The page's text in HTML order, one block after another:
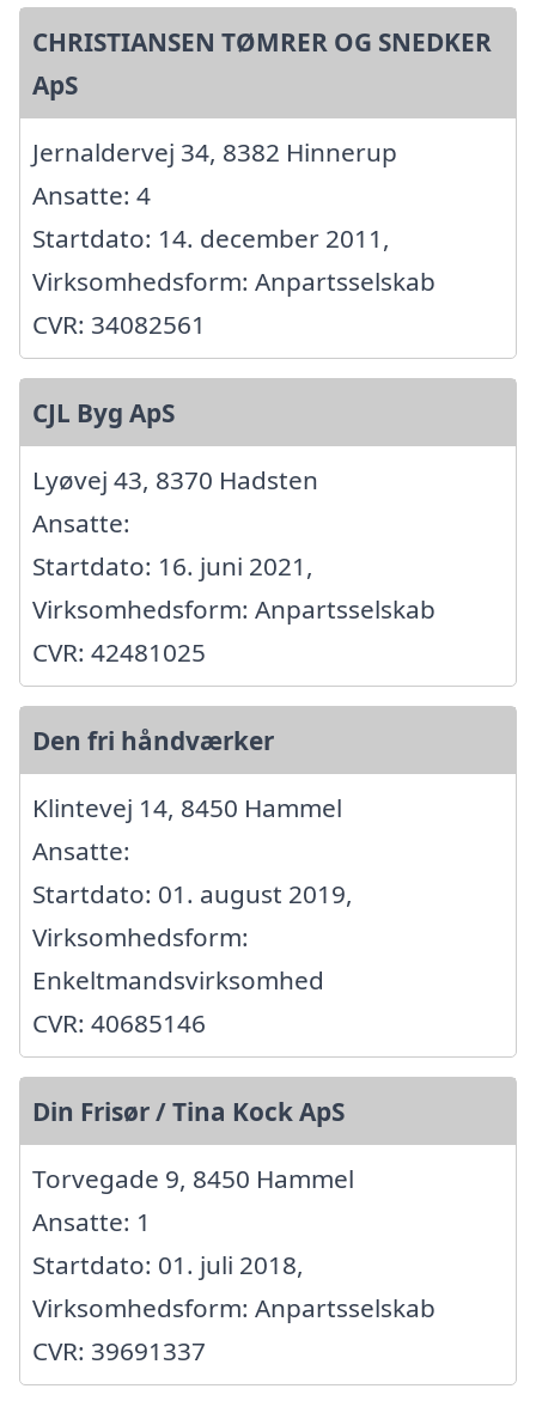
CHRISTIANSEN TØMRER OG SNEDKER
ApS
Jernaldervej 34, 8382 Hinnerup
Ansatte: 4
Startdato: 14. december 2011,
Virksomhedsform: Anpartsselskab
CVR: 34082561
CJL Byg ApS
Lyøvej 43, 8370 Hadsten
Ansatte:
Startdato: 16. juni 2021,
Virksomhedsform: Anpartsselskab
CVR: 42481025
Den fri håndværker
Klintevej 14, 8450 Hammel
Ansatte:
Startdato: 01. august 2019,
Virksomhedsform:
Enkeltmandsvirksomhed
CVR: 40685146
Din Frisør / Tina Kock ApS
Torvegade 9, 8450 Hammel
Ansatte: 1
Startdato: 01. juli 2018,
Virksomhedsform: Anpartsselskab
CVR: 39691337